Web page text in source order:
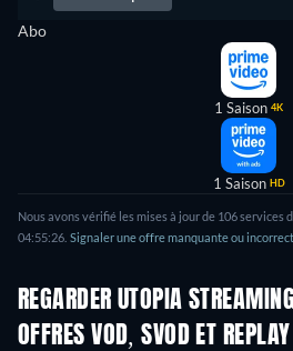
Abo
1 Saison 4K
1 Saison HD
Nous avons vérifié les mises à jour de 106 services
04:55:26. Signaler une offre manquante ou
REGARDER UTOPIA
OFFRES VOD, SVOD ET REPLAY